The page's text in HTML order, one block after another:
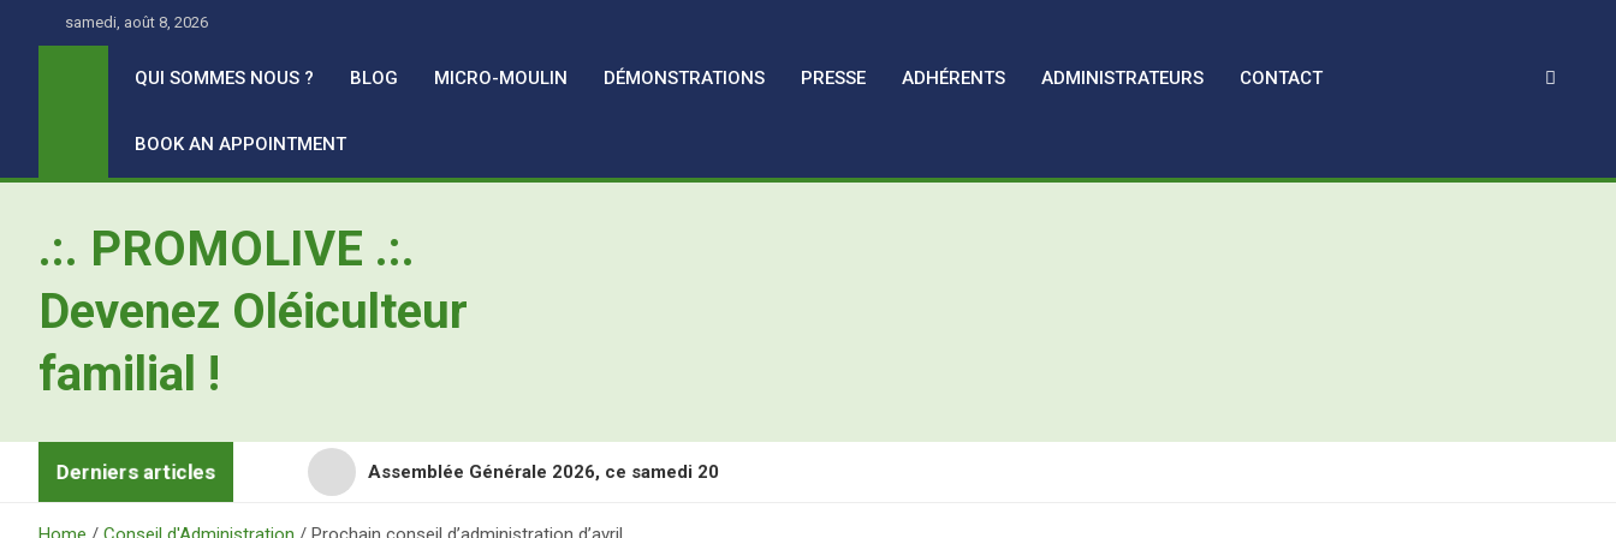
samedi, août 8, 2026
QUI SOMMES NOUS ? BLOG MICRO-MOULIN DÉMONSTRATIONS PRESSE ADHÉRENTS ADMINISTRATEURS CONTACT
BOOK AN APPOINTMENT
.:. PROMOLIVE .:.
Devenez Oléiculteur
familial !
Derniers articles Assemblée Générale 2026, ce samedi 20
Retour en images sur les Assises Nationales de l’Oléiculture Familiale